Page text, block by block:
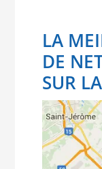
LA
DE
SUR